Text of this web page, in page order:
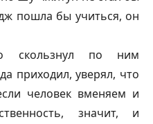
пошла бы учиться, он
скользнул по ним
приходил, уверял, что
человек вменяем и
значит, и